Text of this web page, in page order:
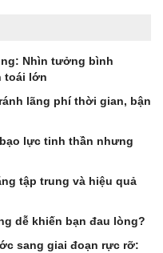
Nhìn tưởng bình
toái lớn
lãng phí thời gian, bận
lực tinh thần nhưng
tập trung và hiệu quả
dễ khiến bạn đau lòng?
sang giai đoạn rực rỡ: